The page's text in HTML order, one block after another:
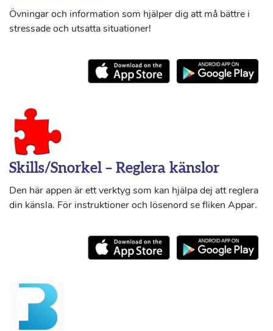
Övningar och information som hjälper dig att må bättre i
stressade och utsatta situationer!
Skills/Snorkel – Reglera känslor
Den här appen är ett verktyg som kan hjälpa dej att reglera
din känsla. För instruktioner och lösenord se fliken Appar.